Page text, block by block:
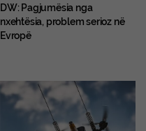
DW: Pagjumësia nga
nxehtësia, problem serioz në
Evropë